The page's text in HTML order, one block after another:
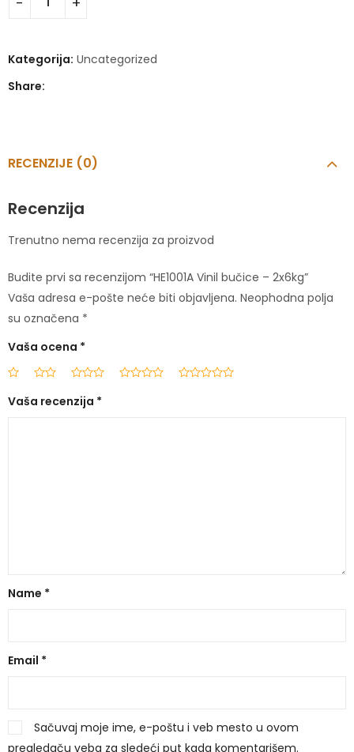
Kategorija: Uncategorized
Share:
RECENZIJE (0)
Recenzija
Trenutno nema recenzija za proizvod
Budite prvi sa recenzijom “HE1001A Vinil bučice – 2x6kg”
Vaša adresa e-pošte neće biti objavljena. Neophodna polja
su označena *
Vaša ocena *
Vaša recenzija *
Name *
Email *
Sačuvaj moje ime, e-poštu i veb mesto u ovom
pregledaču veba za sledeći put kada komentarišem.